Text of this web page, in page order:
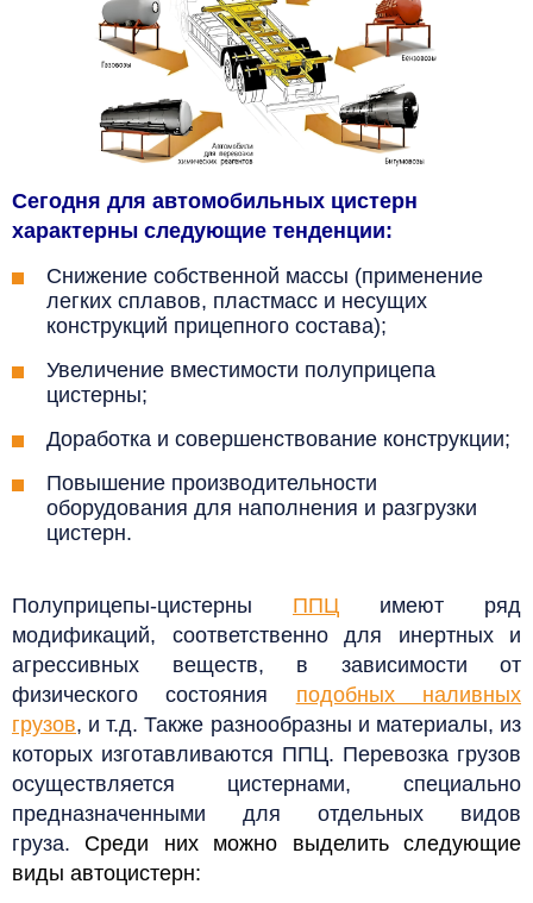
Сегодня для автомобильных цистерн
характерны следующие тенденции:
Снижение собственной массы (применение
легких сплавов, пластмасс и несущих
конструкций прицепного состава);
Увеличение вместимости полуприцепа
цистерны;
Доработка и совершенствование конструкции;
Повышение производительности
оборудования для наполнения и разгрузки
цистерн.
Полуприцепы-цистерны ППЦ имеют ряд
модификаций, соответственно для инертных и
агрессивных веществ, в зависимости от
физического состояния подобных наливных
грузов, и т.д. Также разнообразны и материалы, из
которых изготавливаются ППЦ. Перевозка грузов
осуществляется цистернами, специально
предназначенными для отдельных видов
груза. Среди них можно выделить следующие
виды автоцистерн: